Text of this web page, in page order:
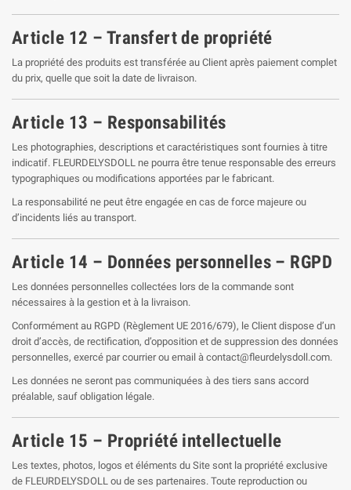
Article 12 – Transfert de propriété
La propriété des produits est transférée au Client après paiement complet
du prix, quelle que soit la date de livraison.
Article 13 – Responsabilités
Les photographies, descriptions et caractéristiques sont fournies à titre
indicatif. FLEURDELYSDOLL ne pourra être tenue responsable des erreurs
typographiques ou modifications apportées par le fabricant.
La responsabilité ne peut être engagée en cas de force majeure ou
d’incidents liés au transport.
Article 14 – Données personnelles – RGPD
Les données personnelles collectées lors de la commande sont
nécessaires à la gestion et à la livraison.
Conformément au RGPD (Règlement UE 2016/679), le Client dispose d’un
droit d’accès, de rectification, d’opposition et de suppression des données
personnelles, exercé par courrier ou email à contact@fleurdelysdoll.com.
Les données ne seront pas communiquées à des tiers sans accord
préalable, sauf obligation légale.
Article 15 – Propriété intellectuelle
Les textes, photos, logos et éléments du Site sont la propriété exclusive
de FLEURDELYSDOLL ou de ses partenaires. Toute reproduction ou